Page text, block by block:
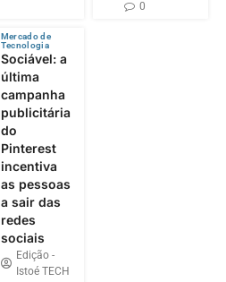
0
Mercado de
Tecnologia
Sociável: a
última
campanha
publicitária
do
Pinterest
incentiva
as pessoas
a sair das
redes
sociais
Edição -
Istoé TECH